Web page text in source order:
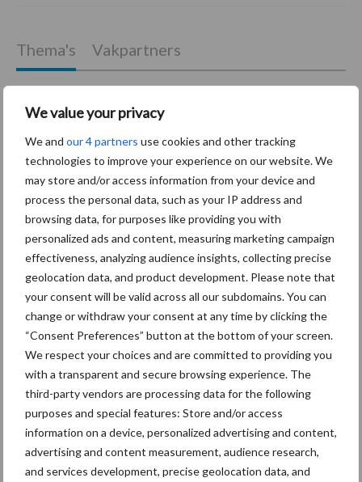
We value your privacy
We and our 4 partners use cookies and other tracking
technologies to improve your experience on our website. We
may store and/or access information from your device and
process the personal data, such as your IP address and
browsing data, for purposes like providing you with
personalized ads and content, measuring marketing campaign
effectiveness, analyzing audience insights, collecting precise
geolocation data, and product development. Please note that
your consent will be valid across all our subdomains. You can
change or withdraw your consent at any time by clicking the
“Consent Preferences” button at the bottom of your screen.
We respect your choices and are committed to providing you
with a transparent and secure browsing experience. The
third-party vendors are processing data for the following
purposes and special features: Store and/or access
information on a device, personalized advertising and content,
advertising and content measurement, audience research,
and services development, precise geolocation data, and
Primaire
Sidebar
Recent nieuws Partner nieuws
Hervorming flexibele
arbeidscontracten kent mitsen en
maren
29 dec
Freddy van de Ridder Cleaners:
“Glazenwassen zit in m’n bloed,
Thema's Vakpartners
Coronavirus UVC
Toon meer